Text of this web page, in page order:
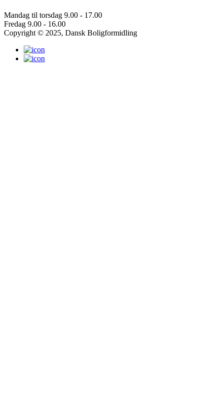
Mandag til torsdag 9.00 - 17.00
Fredag 9.00 - 16.00
Copyright © 2025, Dansk Boligformidling